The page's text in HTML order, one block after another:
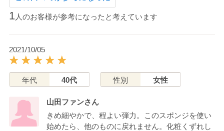
1 人のお客様が参考になったと考えています
2021/10/05
年代 40代 性別 女性
山田ファンさん
きめ細やかで、程よい弾力。このスポンジを使い
始めたら、他のものに戻れません。化粧くずれし